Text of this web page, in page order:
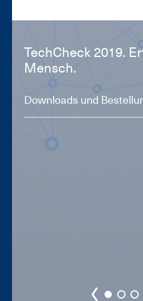
Tech­Check 2019.
Mensch.
Downloads und